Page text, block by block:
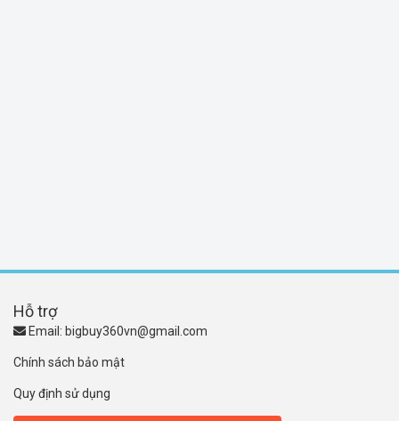
Hỗ trợ
Email: bigbuy360vn@gmail.com
Chính sách bảo mật
Quy định sử dụng